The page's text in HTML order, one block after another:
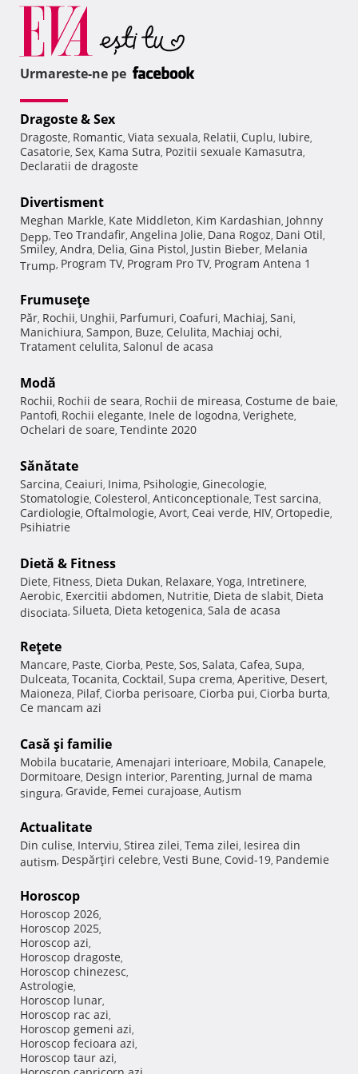
Urmareste-ne pe
Dragoste & Sex
Dragoste, Romantic, Viata sexuala, Relatii, Cuplu, Iubire,
Casatorie, Sex, Kama Sutra, Pozitii sexuale Kamasutra,
Declaratii de dragoste
Divertisment
Meghan Markle, Kate Middleton, Kim Kardashian, Johnny
Depp, Teo Trandafir, Angelina Jolie, Dana Rogoz, Dani Otil,
Smiley, Andra, Delia, Gina Pistol, Justin Bieber, Melania
Trump, Program TV, Program Pro TV, Program Antena 1
Frumuseţe
Păr, Rochii, Unghii, Parfumuri, Coafuri, Machiaj, Sani,
Manichiura, Sampon, Buze, Celulita, Machiaj ochi,
Tratament celulita, Salonul de acasa
Modă
Rochii, Rochii de seara, Rochii de mireasa, Costume de baie,
Pantofi, Rochii elegante, Inele de logodna, Verighete,
Ochelari de soare, Tendinte 2020
Sănătate
Sarcina, Ceaiuri, Inima, Psihologie, Ginecologie,
Stomatologie, Colesterol, Anticonceptionale, Test sarcina,
Cardiologie, Oftalmologie, Avort, Ceai verde, HIV, Ortopedie,
Psihiatrie
Dietă & Fitness
Diete, Fitness, Dieta Dukan, Relaxare, Yoga, Intretinere,
Aerobic, Exercitii abdomen, Nutritie, Dieta de slabit, Dieta
disociata, Silueta, Dieta ketogenica, Sala de acasa
Reţete
Mancare, Paste, Ciorba, Peste, Sos, Salata, Cafea, Supa,
Dulceata, Tocanita, Cocktail, Supa crema, Aperitive, Desert,
Maioneza, Pilaf, Ciorba perisoare, Ciorba pui, Ciorba burta,
Ce mancam azi
Casă şi familie
Mobila bucatarie, Amenajari interioare, Mobila, Canapele,
Dormitoare, Design interior, Parenting, Jurnal de mama
singura, Gravide, Femei curajoase, Autism
Actualitate
Din culise, Interviu, Stirea zilei, Tema zilei, Iesirea din
autism, Despărţiri celebre, Vesti Bune, Covid-19, Pandemie
Horoscop
Horoscop 2026,
Horoscop 2025,
Horoscop azi,
Horoscop dragoste,
Horoscop chinezesc,
Astrologie,
Horoscop lunar,
Horoscop rac azi,
Horoscop gemeni azi,
Horoscop fecioara azi,
Horoscop taur azi,